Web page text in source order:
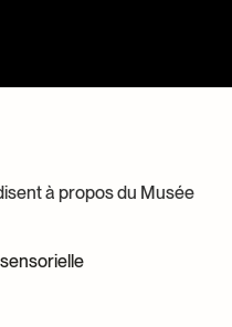
à propos du Musée